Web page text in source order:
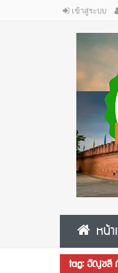
เข้าสู่ระบบ
หน้
tag: อัญชลี